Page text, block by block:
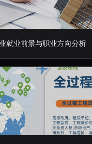
就业前景与职业方向分析